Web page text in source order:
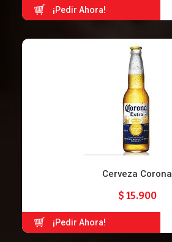
¡Pedir Ahora!
Cerveza Corona
$ 15.900
¡Pedir Ahora!